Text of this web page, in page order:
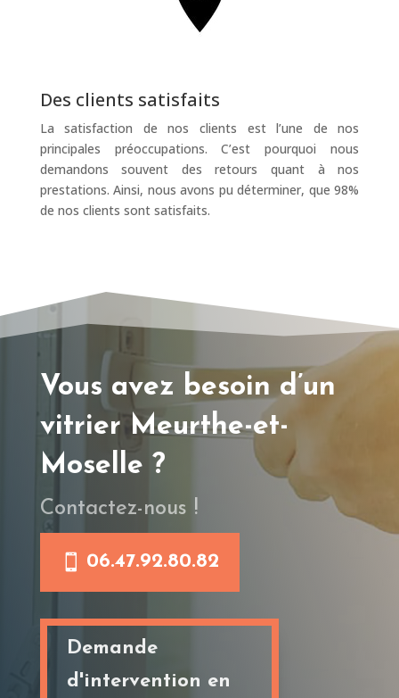
Des clients satisfaits
La satisfaction de nos clients est l’une de nos
principales préoccupations. C’est pourquoi nous
demandons souvent des retours quant à nos
prestations. Ainsi, nous avons pu déterminer, que 98%
de nos clients sont satisfaits.
Vous avez besoin d’un
vitrier Meurthe-et-
Moselle ?
Contactez-nous !
06.47.92.80.82
Demande
d'intervention en